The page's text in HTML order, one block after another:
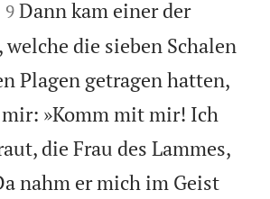


9 Dann kam einer der
welche die sieben Schalen
Plagen getragen hatten,
»Komm mit mir! Ich
die Frau des Lammes,
nahm er mich im Geist